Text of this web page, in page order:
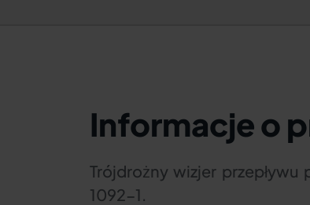
Informacje o
Trójdrożny wizjer
1092-1.